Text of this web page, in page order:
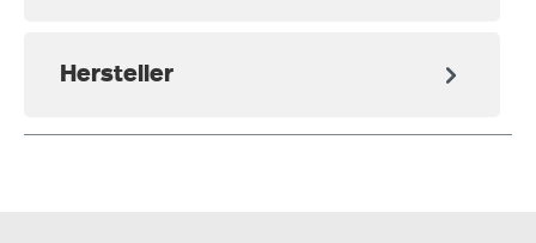
Hersteller